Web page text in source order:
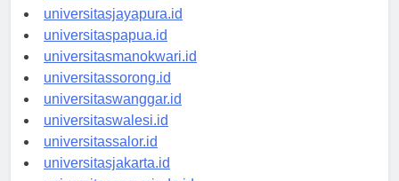
universitassofifi.id
universitasjayapura.id
universitaspapua.id
universitasmanokwari.id
universitassorong.id
universitaswanggar.id
universitaswalesi.id
universitassalor.id